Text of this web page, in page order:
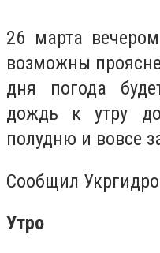
26 марта
возможны
дня погода
дождь к утру
полудню и вовсе
Сообщил
Утро